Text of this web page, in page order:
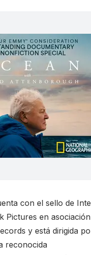
con el sello de
Pictures en
y está dirigida
reconocida